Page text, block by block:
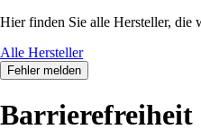
Hier finden Sie alle Hersteller, die
Alle Hersteller
Fehler melden
Barrierefreiheit